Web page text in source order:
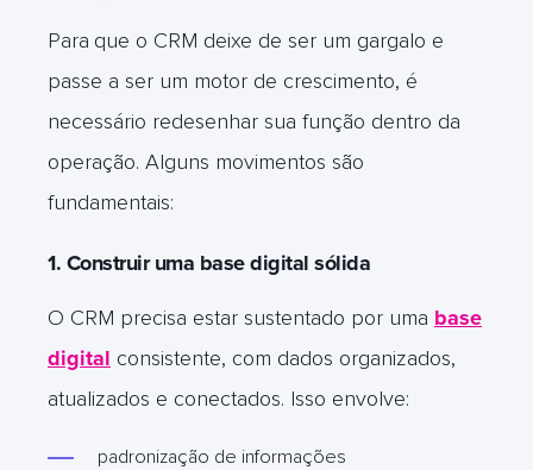
Para que o CRM deixe de ser um gargalo e
passe a ser um motor de crescimento, é
necessário redesenhar sua função dentro da
operação. Alguns movimentos são
fundamentais:
1. Construir uma base digital sólida
O CRM precisa estar sustentado por uma base
digital consistente, com dados organizados,
atualizados e conectados. Isso envolve:
padronização de informações